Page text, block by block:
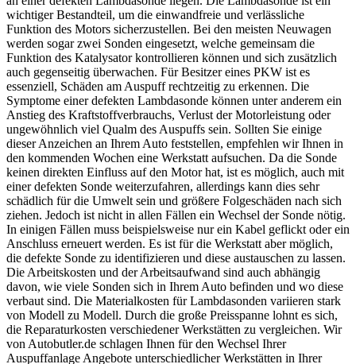
wichtiger Bestandteil, um die einwandfreie und verlässliche
Funktion des Motors sicherzustellen. Bei den meisten Neuwagen
werden sogar zwei Sonden eingesetzt, welche gemeinsam die
Funktion des Katalysator kontrollieren können und sich zusätzlich
auch gegenseitig überwachen. Für Besitzer eines PKW ist es
essenziell, Schäden am Auspuff rechtzeitig zu erkennen. Die
Symptome einer defekten Lambdasonde können unter anderem ein
Anstieg des Kraftstoffverbrauchs, Verlust der Motorleistung oder
ungewöhnlich viel Qualm des Auspuffs sein. Sollten Sie einige
dieser Anzeichen an Ihrem Auto feststellen, empfehlen wir Ihnen in
den kommenden Wochen eine Werkstatt aufsuchen. Da die Sonde
keinen direkten Einfluss auf den Motor hat, ist es möglich, auch mit
einer defekten Sonde weiterzufahren, allerdings kann dies sehr
schädlich für die Umwelt sein und größere Folgeschäden nach sich
ziehen. Jedoch ist nicht in allen Fällen ein Wechsel der Sonde nötig.
In einigen Fällen muss beispielsweise nur ein Kabel geflickt oder ein
Anschluss erneuert werden. Es ist für die Werkstatt aber möglich,
die defekte Sonde zu identifizieren und diese austauschen zu lassen.
Die Arbeitskosten und der Arbeitsaufwand sind auch abhängig
davon, wie viele Sonden sich in Ihrem Auto befinden und wo diese
verbaut sind. Die Materialkosten für Lambdasonden variieren stark
von Modell zu Modell. Durch die große Preisspanne lohnt es sich,
die Reparaturkosten verschiedener Werkstätten zu vergleichen. Wir
von Autobutler.de schlagen Ihnen für den Wechsel Ihrer
Auspuffanlage Angebote unterschiedlicher Werkstätten in Ihrer